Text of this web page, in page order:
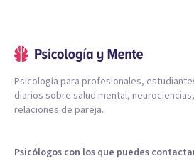
Psicología para profesionales,
diarios sobre salud mental,
relaciones de pareja.
Psicólogos con los que puedes